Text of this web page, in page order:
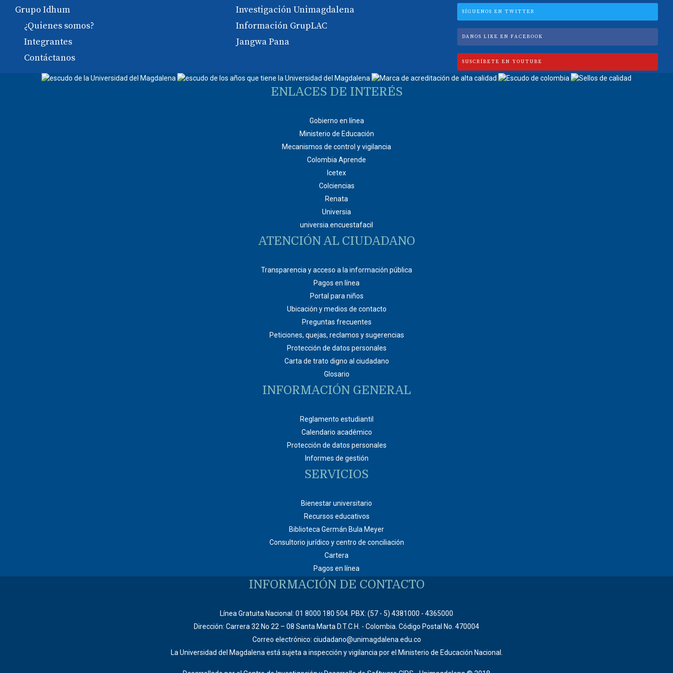
Grupo Idhum
¿Quienes somos?
Integrantes
Contáctanos
Investigación Unimagdalena
Información GrupLAC
Jangwa Pana
SÍGUENOS EN TWITTER
DANOS LIKE EN FACEBOOK
SUSCRÍBETE EN YOUTUBE
ENLACES DE INTERÉS
Gobierno en línea
Ministerio de Educación
Mecanismos de control y vigilancia
Colombia Aprende
Icetex
Colciencias
Renata
Universia
universia.encuestafacil
ATENCIÓN AL CIUDADANO
Transparencia y acceso a la información pública
Pagos en línea
Portal para niños
Ubicación y medios de contacto
Preguntas frecuentes
Peticiones, quejas, reclamos y sugerencias
Protección de datos personales
Carta de trato digno al ciudadano
Glosario
INFORMACIÓN GENERAL
Reglamento estudiantil
Calendario académico
Protección de datos personales
Informes de gestión
SERVICIOS
Bienestar universitario
Recursos educativos
Biblioteca Germán Bula Meyer
Consultorio jurídico y centro de conciliación
Cartera
Pagos en línea
INFORMACIÓN DE CONTACTO
Línea Gratuita Nacional: 01 8000 180 504. PBX: (57 - 5) 4381000 - 4365000
Dirección: Carrera 32 No 22 – 08 Santa Marta D.T.C.H. - Colombia. Código Postal No. 470004
Correo electrónico: ciudadano@unimagdalena.edu.co
La Universidad del Magdalena está sujeta a inspección y vigilancia por el Ministerio de Educación Nacional.